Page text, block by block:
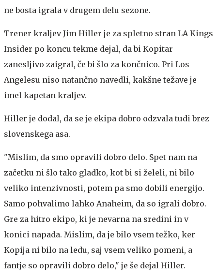
ne bosta igrala v drugem delu sezone.
Trener kraljev Jim Hiller je za spletno stran LA Kings
Insider po koncu tekme dejal, da bi Kopitar
zanesljivo zaigral, če bi šlo za končnico. Pri Los
Angelesu niso natančno navedli, kakšne težave je
imel kapetan kraljev.
Hiller je dodal, da se je ekipa dobro odzvala tudi brez
slovenskega asa.
"Mislim, da smo opravili dobro delo. Spet nam na
začetku ni šlo tako gladko, kot bi si želeli, ni bilo
veliko intenzivnosti, potem pa smo dobili energijo.
Samo pohvalimo lahko Anaheim, da so igrali dobro.
Gre za hitro ekipo, ki je nevarna na sredini in v
konici napada. Mislim, da je bilo vsem težko, ker
Kopija ni bilo na ledu, saj vsem veliko pomeni, a
fantje so opravili dobro delo," je še dejal Hiller.